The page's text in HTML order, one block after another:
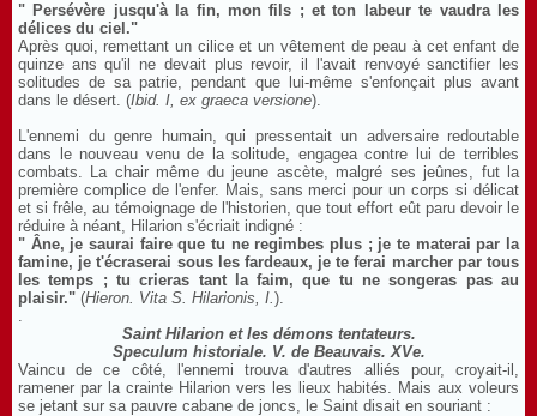
" Persévère jusqu'à la fin, mon fils ; et ton labeur te vaudra les
délices du ciel."
Après quoi, remettant un cilice et un vêtement de peau à cet enfant de
quinze ans qu'il ne devait plus revoir, il l'avait renvoyé sanctifier les
solitudes de sa patrie, pendant que lui-même s'enfonçait plus avant
dans le désert. (Ibid. I, ex graeca versione).
L'ennemi du genre humain, qui pressentait un adversaire redoutable
dans le nouveau venu de la solitude, engagea contre lui de terribles
combats. La chair même du jeune ascète, malgré ses jeûnes, fut la
première complice de l'enfer. Mais, sans merci pour un corps si délicat
et si frêle, au témoignage de l'historien, que tout effort eût paru devoir le
réduire à néant, Hilarion s'écriait indigné :
" Âne, je saurai faire que tu ne regimbes plus ; je te materai par la
famine, je t'écraserai sous les fardeaux, je te ferai marcher par tous
les temps ; tu crieras tant la faim, que tu ne songeras pas au
plaisir." (Hieron. Vita S. Hilarionis, I.).
.
Saint Hilarion et les démons tentateurs.
Speculum historiale. V. de Beauvais. XVe.
Vaincu de ce côté, l'ennemi trouva d'autres alliés pour, croyait-il,
ramener par la crainte Hilarion vers les lieux habités. Mais aux voleurs
se jetant sur sa pauvre cabane de joncs, le Saint disait en souriant :